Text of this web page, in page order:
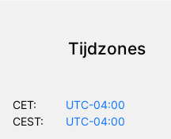
Tijdzones
CET:
UTC-04:00
CEST:
UTC-04:00